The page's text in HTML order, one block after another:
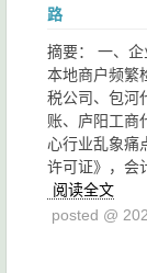
路
摘要： 一、
本地商户频繁
税公司、包河
账、庐阳工商
心行业乱象痛
许可证》，会
阅读全文
posted @